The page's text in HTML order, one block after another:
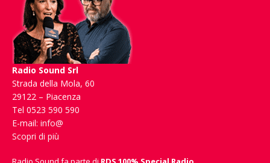
Radio Sound Srl
Strada della Mola, 60
29122 – Piacenza
Tel 0523 590 590
E-mail: info@
Scopri di più